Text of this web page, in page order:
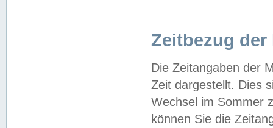
Zeitbezug der
Die Zeitangaben der
Zeit dargestellt. Dies
Wechsel im Sommer
können Sie die